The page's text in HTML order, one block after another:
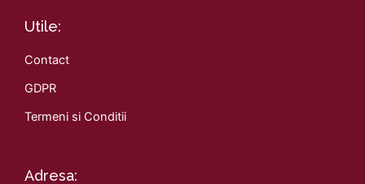
Utile:
Contact
GDPR
Termeni si Conditii
Adresa: